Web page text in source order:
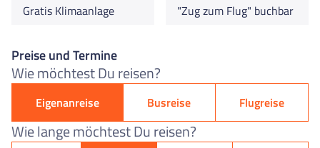
Gratis Klimaanlage "Zug zum Flug" buchbar
Preise und Termine
Wie möchtest Du reisen?
Eigenanreise Busreise Flugreise
Wie lange möchtest Du reisen?